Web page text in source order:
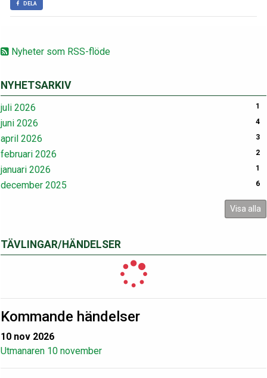
Nyheter som RSS-flöde
NYHETSARKIV
juli 2026 1
juni 2026 4
april 2026 3
februari 2026 2
januari 2026 1
december 2025 6
Visa alla
TÄVLINGAR/HÄNDELSER
Kommande händelser
10 nov 2026
Utmanaren 10 november
DELA